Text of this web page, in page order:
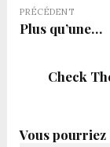
PRÉCÉDENT
Plus qu’une…
Check
Vous pourriez